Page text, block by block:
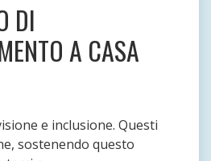
DI
A CASA
e inclusione. Questi
sostenendo questo